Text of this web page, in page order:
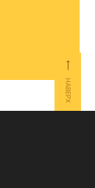
⟵
НАВЕРХ